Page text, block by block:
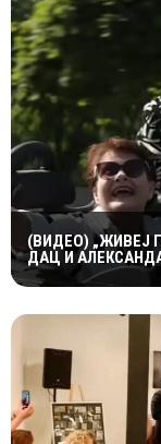
(ВИДЕО) „ЖИВЕЈ
ДАЦ И
ПРЕТСТАВИЈА